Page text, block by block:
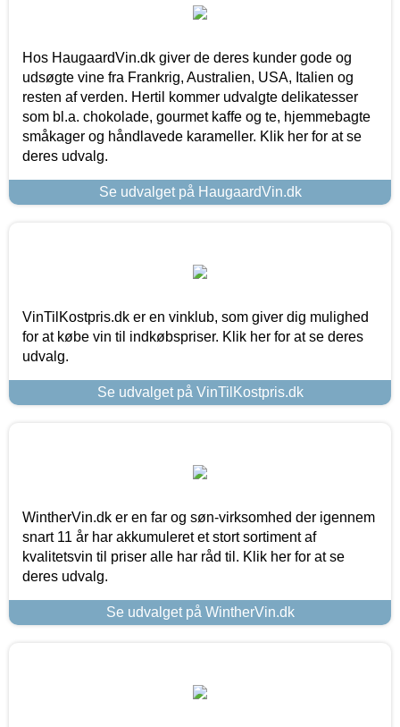
Hos HaugaardVin.dk giver de deres kunder gode og
udsøgte vine fra Frankrig, Australien, USA, Italien og
resten af verden. Hertil kommer udvalgte delikatesser
som bl.a. chokolade, gourmet kaffe og te, hjemmebagte
småkager og håndlavede karameller. Klik her for at se
deres udvalg.
Se udvalget på HaugaardVin.dk
VinTilKostpris.dk er en vinklub, som giver dig mulighed
for at købe vin til indkøbspriser. Klik her for at se deres
udvalg.
Se udvalget på VinTilKostpris.dk
WintherVin.dk er en far og søn-virksomhed der igennem
snart 11 år har akkumuleret et stort sortiment af
kvalitetsvin til priser alle har råd til. Klik her for at se
deres udvalg.
Se udvalget på WintherVin.dk